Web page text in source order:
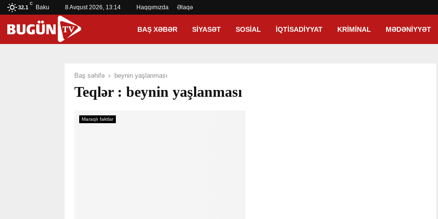
32.1
C
Baku 8 Avqust 2026, 13:14 Haqqımızda Əlaqə
BAŞ XƏBƏR SIYASƏT SOSIAL İQTISADIYYAT KRIMINAL MƏDƏNIYYƏT
Baş səhifə beynin yaşlanması
Teqlər : beynin yaşlanması
Maraqlı faktlar